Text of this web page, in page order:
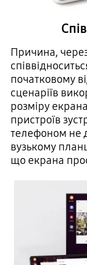
Причина,
початковому
сценаріїв
розміру
пристроїв
телефоном не
вузькому
що екрана